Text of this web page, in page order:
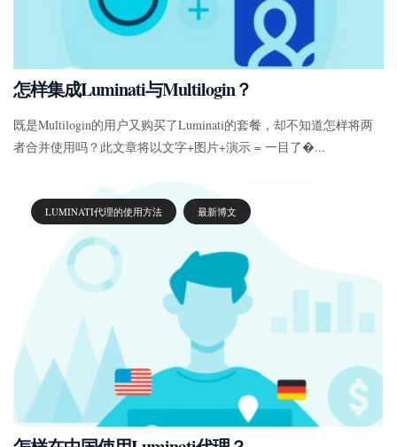
怎样集成Luminati与Multilogin？
既是Multilogin的用户又购买了Luminati的套餐，却不知道怎样将两
者合并使用吗？此文章将以文字+图片+演示 = 一目了�...
LUMINATI代理的使用方法 最新博文